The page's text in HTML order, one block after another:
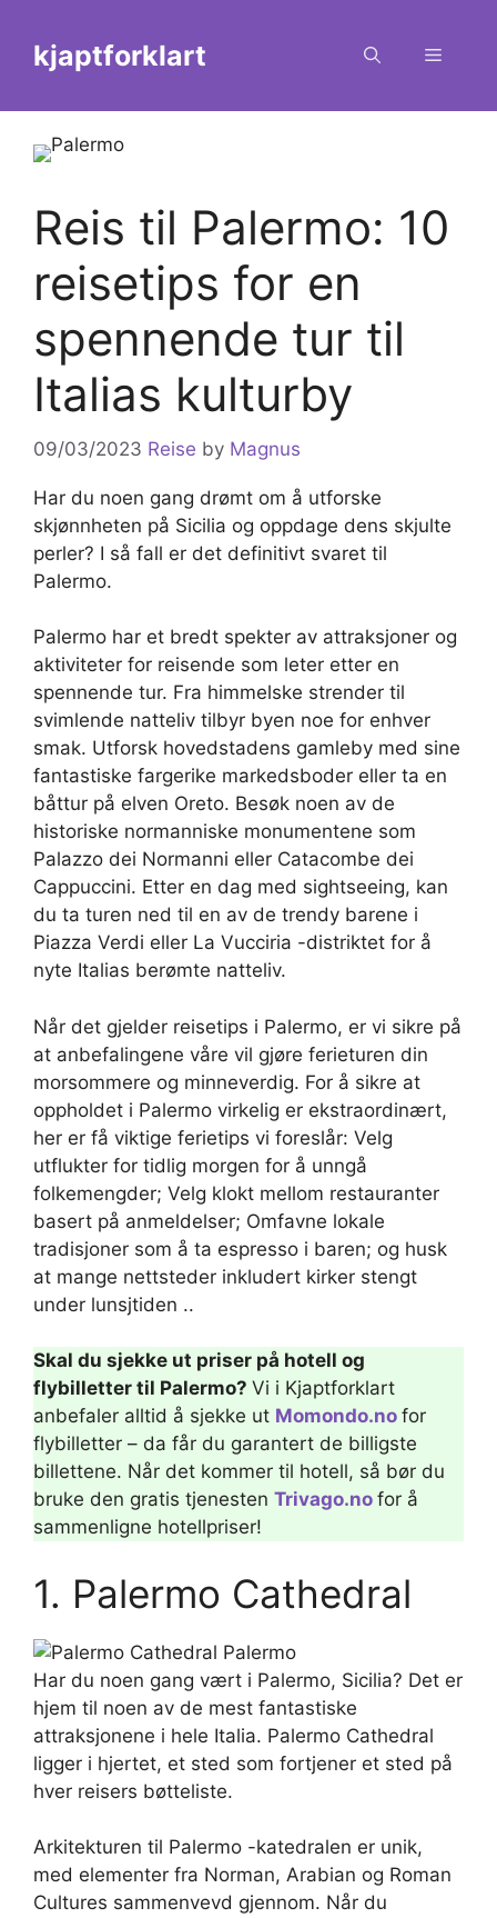
contentkjaptforklart Menu
Reis til Palermo: 10
reisetips for en
spennende tur til
Italias kulturby
09/03/2023 Reise by Magnus
Har du noen gang drømt om å utforske
skjønnheten på Sicilia og oppdage dens skjulte
perler? I så fall er det definitivt svaret til
Palermo.
Palermo har et bredt spekter av attraksjoner og
aktiviteter for reisende som leter etter en
spennende tur. Fra himmelske strender til
svimlende natteliv tilbyr byen noe for enhver
smak. Utforsk hovedstadens gamleby med sine
fantastiske fargerike markedsboder eller ta en
båttur på elven Oreto. Besøk noen av de
historiske normanniske monumentene som
Palazzo dei Normanni eller Catacombe dei
Cappuccini. Etter en dag med sightseeing, kan
du ta turen ned til en av de trendy barene i
Piazza Verdi eller La Vucciria -distriktet for å
nyte Italias berømte natteliv.
Når det gjelder reisetips i Palermo, er vi sikre på
at anbefalingene våre vil gjøre ferieturen din
morsommere og minneverdig. For å sikre at
oppholdet i Palermo virkelig er ekstraordinært,
her er få viktige ferietips vi foreslår: Velg
utflukter for tidlig morgen for å unngå
folkemengder; Velg klokt mellom restauranter
basert på anmeldelser; Omfavne lokale
tradisjoner som å ta espresso i baren; og husk
at mange nettsteder inkludert kirker stengt
under lunsjtiden ..
Skal du sjekke ut priser på hotell og
flybilletter til Palermo? Vi i Kjaptforklart
anbefaler alltid å sjekke ut Momondo.no for
flybilletter – da får du garantert de billigste
billettene. Når det kommer til hotell, så bør du
bruke den gratis tjenesten Trivago.no for å
sammenligne hotellpriser!
1. Palermo Cathedral
Har du noen gang vært i Palermo, Sicilia? Det er
hjem til noen av de mest fantastiske
attraksjonene i hele Italia. Palermo Cathedral
ligger i hjertet, et sted som fortjener et sted på
hver reisers bøtteliste.
Arkitekturen til Palermo -katedralen er unik,
med elementer fra Norman, Arabian og Roman
Cultures sammenvevd gjennom. Når du